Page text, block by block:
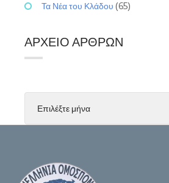
Τα Νέα του Κλάδου (65)
ΑΡΧΕΊΟ ΆΡΘΡΩΝ